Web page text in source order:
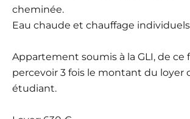
cheminée.
Eau chaude et chauffage
Appartement soumis à la GLI, de ce
percevoir 3 fois le montant du loyer
étudiant.